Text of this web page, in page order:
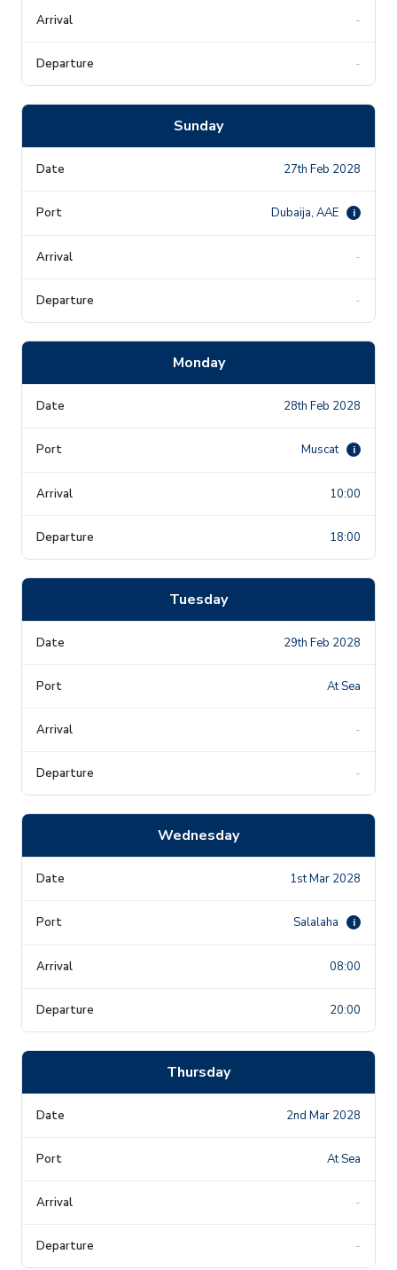
-
-
Sunday
27th Feb 2028
Dubaija, AAE i
-
-
Monday
28th Feb 2028
Muscat i
10:00
18:00
Tuesday
29th Feb 2028
At Sea
-
-
Wednesday
1st Mar 2028
Salalaha i
08:00
20:00
Thursday
2nd Mar 2028
At Sea
-
-